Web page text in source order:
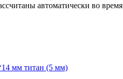
автоматически во